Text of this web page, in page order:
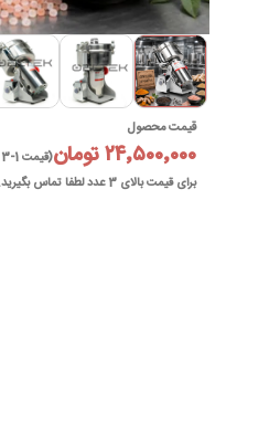
►
قیمت محصول
۲۴٬۵۰۰٬۰۰۰ تومان (قیمت 1-3 عدد)
برای قیمت بالای 3 عدد لطفا تماس بگیرید.